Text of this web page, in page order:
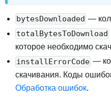
bytesDownloaded —
totalBytesToDownload
которое необходимо
installErrorCode —
скачивания. Коды
Обработка ошибок.